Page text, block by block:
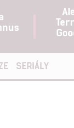
SERIÁLY